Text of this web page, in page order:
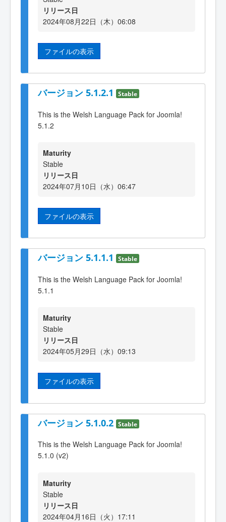
リリース日
2024年08月22日（木）06:08
ファイルの表示
バージョン 5.1.2.1 Stable
This is the Welsh Language Pack for Joomla!
5.1.2
Maturity
Stable
リリース日
2024年07月10日（水）06:47
ファイルの表示
バージョン 5.1.1.1 Stable
This is the Welsh Language Pack for Joomla!
5.1.1
Maturity
Stable
リリース日
2024年05月29日（水）09:13
ファイルの表示
バージョン 5.1.0.2 Stable
This is the Welsh Language Pack for Joomla!
5.1.0 (v2)
Maturity
Stable
リリース日
2024年04月16日（火）17:11